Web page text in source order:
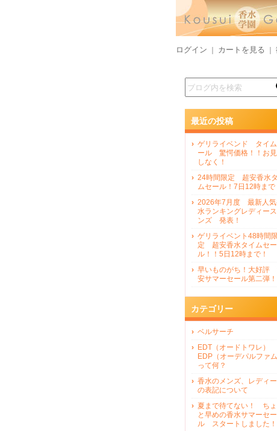
ログイン カートを見る
最近の投稿
ゲリライベンド タイ
ール 驚愕価格！！お
しなく！
24時間限定 超安香水
ムセール！7日12時まで
2026年7月度 最新人
水ランキングレディー
ンズ 発表！
ゲリライベント48時間限
定 超安香水タイムセー
ル！！5日12時まで！
早いものがち！大好評
安サマーセール第二弾！
カテゴリー
ベルサーチ
EDT（オードトワレ）
EDP（オーデパルファム
って何？
香水のメンズ、レディ
の表記について
夏まで待てない！ ち
と早めの香水サマーセー
ル スタートしました！